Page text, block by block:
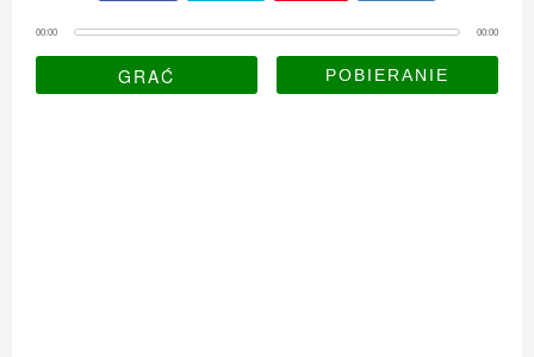
00:00 00:00
GRAĆ